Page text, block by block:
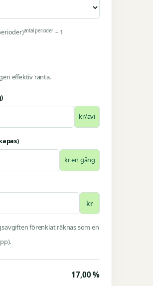
antal perioder− 1
effektiv ränta.
kr/avi
kr en gång
kr
förenklat räknas som en
17,00 %